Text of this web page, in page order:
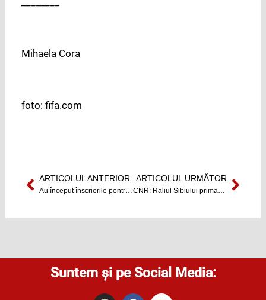
Mihaela Cora
foto: fifa.com
Prev
ARTICOLUL ANTERIOR
Au început înscrierile pentru admiterea la UBB
ARTICOLUL URMĂTOR
CNR: Raliul Sibiului prima etapă de macadam din sezonul 2010 Next
Suntem și pe Social Media: